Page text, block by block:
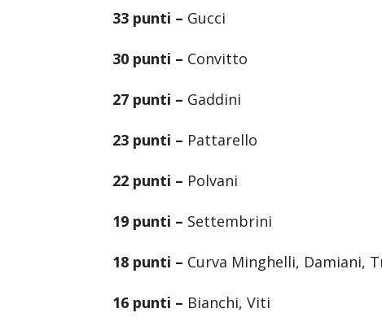
33 punti – Gucci
30 punti – Convitto
27 punti – Gaddini
23 punti – Pattarello
22 punti – Polvani
19 punti – Settembrini
18 punti – Curva Minghelli, Damiani,
16 punti – Bianchi, Viti